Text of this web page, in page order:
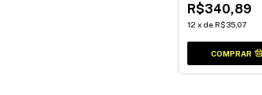
R$340,89
12 x de R$35,07